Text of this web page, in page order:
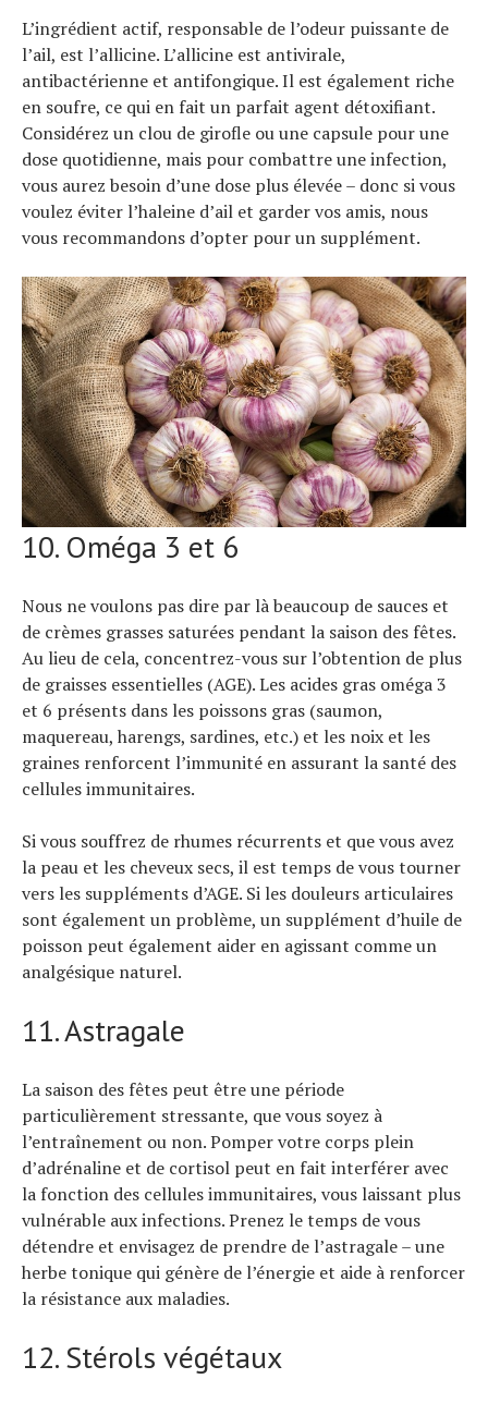
L’ingrédient actif, responsable de l’odeur puissante de
l’ail, est l’allicine. L’allicine est antivirale,
antibactérienne et antifongique. Il est également riche
en soufre, ce qui en fait un parfait agent détoxifiant.
Considérez un clou de girofle ou une capsule pour une
dose quotidienne, mais pour combattre une infection,
vous aurez besoin d’une dose plus élevée – donc si vous
voulez éviter l’haleine d’ail et garder vos amis, nous
vous recommandons d’opter pour un supplément.
10. Oméga 3 et 6
Nous ne voulons pas dire par là beaucoup de sauces et
de crèmes grasses saturées pendant la saison des fêtes.
Au lieu de cela, concentrez-vous sur l’obtention de plus
de graisses essentielles (AGE). Les acides gras oméga 3
et 6 présents dans les poissons gras (saumon,
maquereau, harengs, sardines, etc.) et les noix et les
graines renforcent l’immunité en assurant la santé des
cellules immunitaires.
Si vous souffrez de rhumes récurrents et que vous avez
la peau et les cheveux secs, il est temps de vous tourner
vers les suppléments d’AGE. Si les douleurs articulaires
sont également un problème, un supplément d’huile de
poisson peut également aider en agissant comme un
analgésique naturel.
11. Astragale
La saison des fêtes peut être une période
particulièrement stressante, que vous soyez à
l’entraînement ou non. Pomper votre corps plein
d’adrénaline et de cortisol peut en fait interférer avec
la fonction des cellules immunitaires, vous laissant plus
vulnérable aux infections. Prenez le temps de vous
détendre et envisagez de prendre de l’astragale – une
herbe tonique qui génère de l’énergie et aide à renforcer
la résistance aux maladies.
12. Stérols végétaux